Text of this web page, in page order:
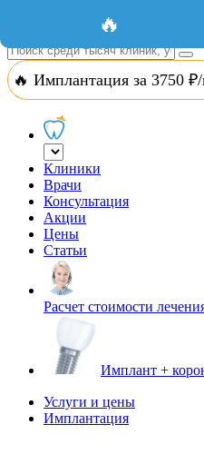
Добавить организацию
🔥 Имплантация за 3750
Клиники
Врачи
Консультация
Акции
Цены
Статьи
Расчет стоимости
Имплант +
Услуги и цены
Имплантация
🔥